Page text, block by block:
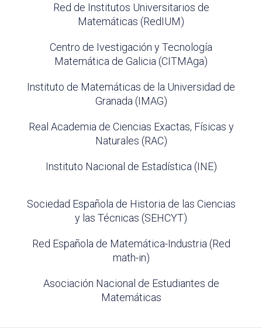
Red de Institutos Universitarios de
Matemáticas (RedIUM)
Centro de Ivestigación y Tecnología
Matemática de Galicia (CITMAga)
Instituto de Matemáticas de la Universidad de
Granada (IMAG)
Real Academia de Ciencias Exactas, Físicas y
Naturales (RAC)
Instituto Nacional de Estadística (INE)
Sociedad Española de Historia de las Ciencias
y las Técnicas (SEHCYT)
Red Española de Matemática-Industria (Red
math-in)
Asociación Nacional de Estudiantes de
Matemáticas